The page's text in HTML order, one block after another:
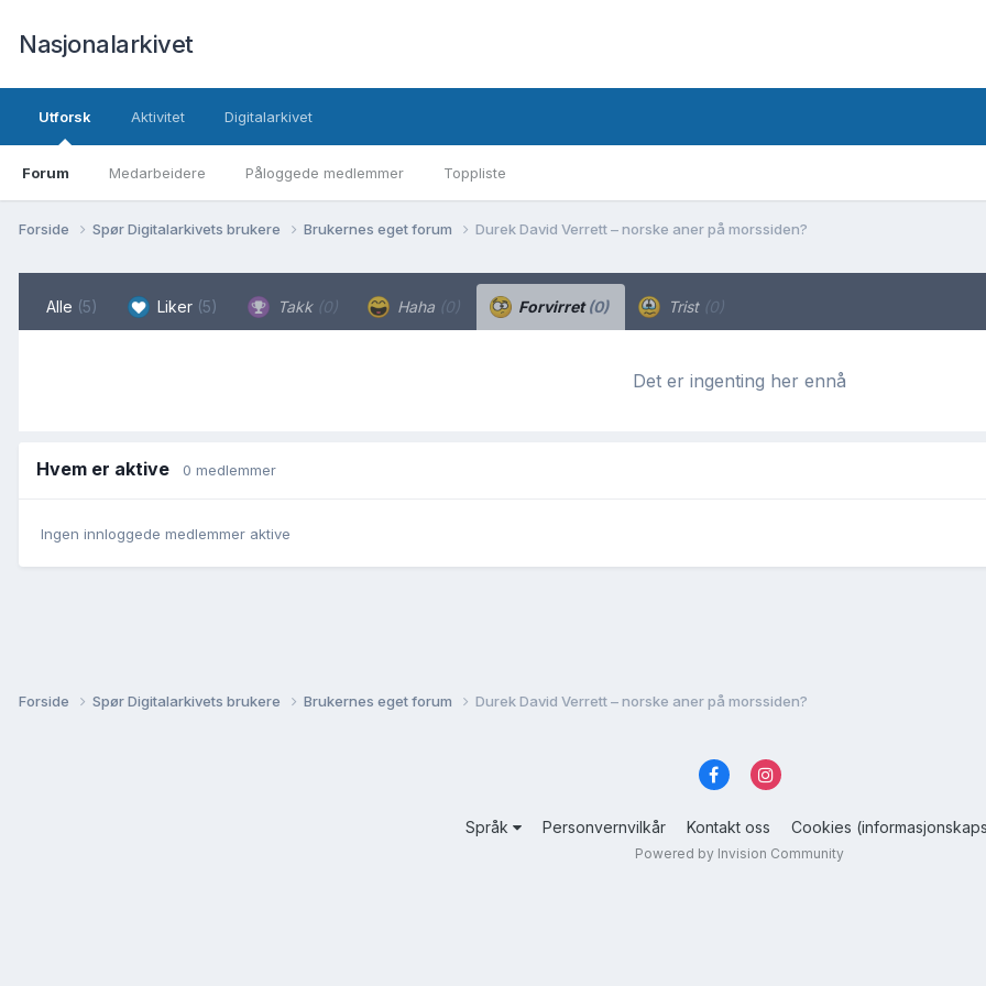
Nasjonalarkivet
Utforsk
Forum Medarbeidere Påloggede medlemmer Toppliste
Aktivitet Digitalarkivet
Forside Spør Digitalarkivets brukere Brukernes eget forum Durek David Verrett – norske aner på morssiden?
Alle (5) Liker (5) Takk (0) Haha (0) Forvirret(0) Trist (0)
Det er ingenting her ennå
Hvem er aktive 0 medlemmer
Ingen innloggede medlemmer aktive
Forside Spør Digitalarkivets brukere Brukernes eget forum Durek David Verrett – norske aner på morssiden?
Språk Personvernvilkår Kontakt oss Cookies
Powered by Invision Community